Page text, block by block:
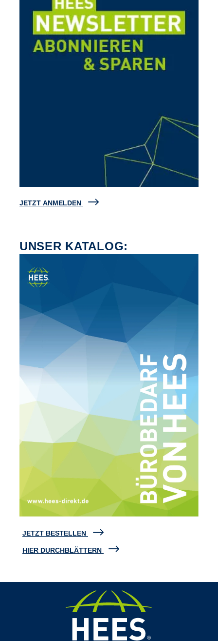
JETZT ANMELDEN
UNSER KATALOG:
JETZT BESTELLEN
HIER DURCHBLÄTTERN